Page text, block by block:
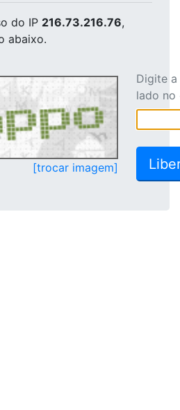
do IP 216.73.216.76,
abaixo.
[trocar imagem]
Digite
lado no